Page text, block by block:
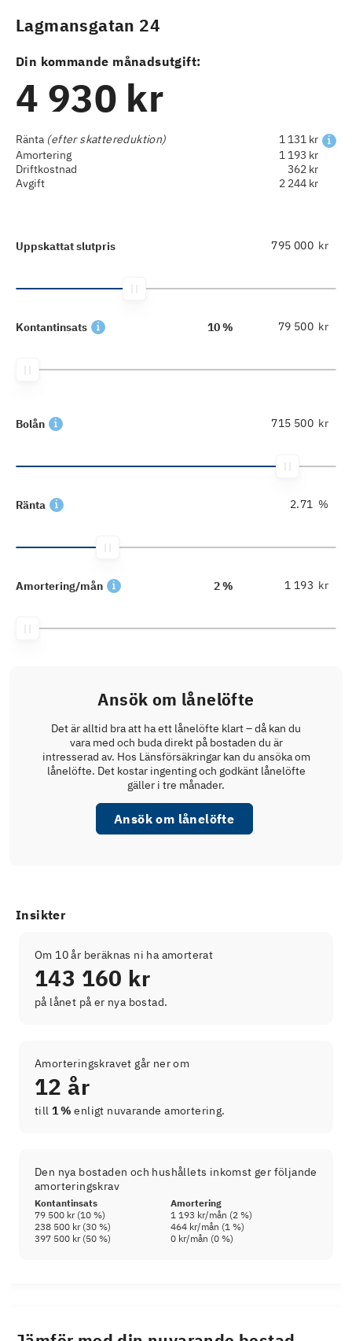
Lagmansgatan 24
Din kommande månadsutgift:
4 930 kr
Ränta (efter skattereduktion)
1 131 kr
Amortering
1 193 kr
Driftkostnad
362 kr
Avgift
2 244 kr
Uppskattat slutpris kr
Kontantinsats 10 % kr
Bolån kr
Ränta %
Amortering/mån 2 % kr
Ansök om lånelöfte
Det är alltid bra att ha ett lånelöfte klart – då kan du
vara med och buda direkt på bostaden du är
intresserad av. Hos Länsförsäkringar kan du ansöka om
lånelöfte. Det kostar ingenting och godkänt lånelöfte
gäller i tre månader.
Ansök om lånelöfte
Insikter
Om 10 år beräknas ni ha amorterat
143 160 kr
på lånet på er nya bostad.
Amorteringskravet går ner om
12 år
till 1 % enligt nuvarande amortering.
Den nya bostaden och hushållets inkomst ger följande
amorteringskrav
Kontantinsats
Amortering
79 500 kr(10 %) 1 193 kr/mån (2 %)
238 500 kr(30 %) 464 kr/mån (1 %)
397 500 kr(50 %) 0 kr/mån (0 %)